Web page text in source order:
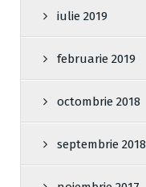
iulie 2019
februarie 2019
octombrie 2018
septembrie 2018